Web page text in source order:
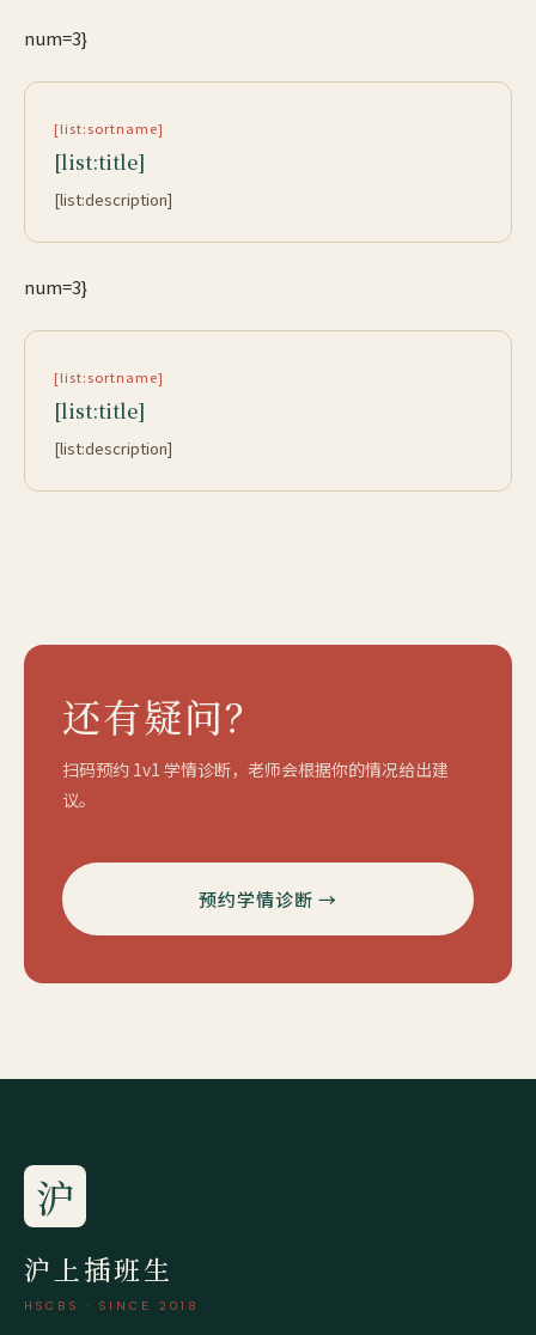
num=3}
[list:sortname]
[list:title]
[list:description]
num=3}
[list:sortname]
[list:title]
[list:description]
还有疑问？
扫码预约 1v1 学情诊断，老师会根据你的情况给出建
议。
预约学情诊断 →
沪
沪上插班生
HSCBS · SINCE 2018